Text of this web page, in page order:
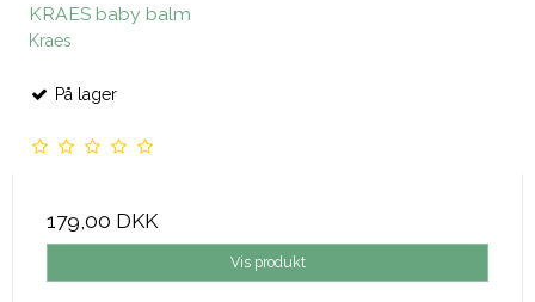
KRAES baby balm
Kraes
På lager
179,00 DKK
Vis produkt